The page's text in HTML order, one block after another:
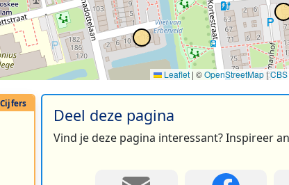
Leaflet | ©OpenStreetMap |CBS
Deel deze pagina
Vind je deze pagina interessant? Inspireer